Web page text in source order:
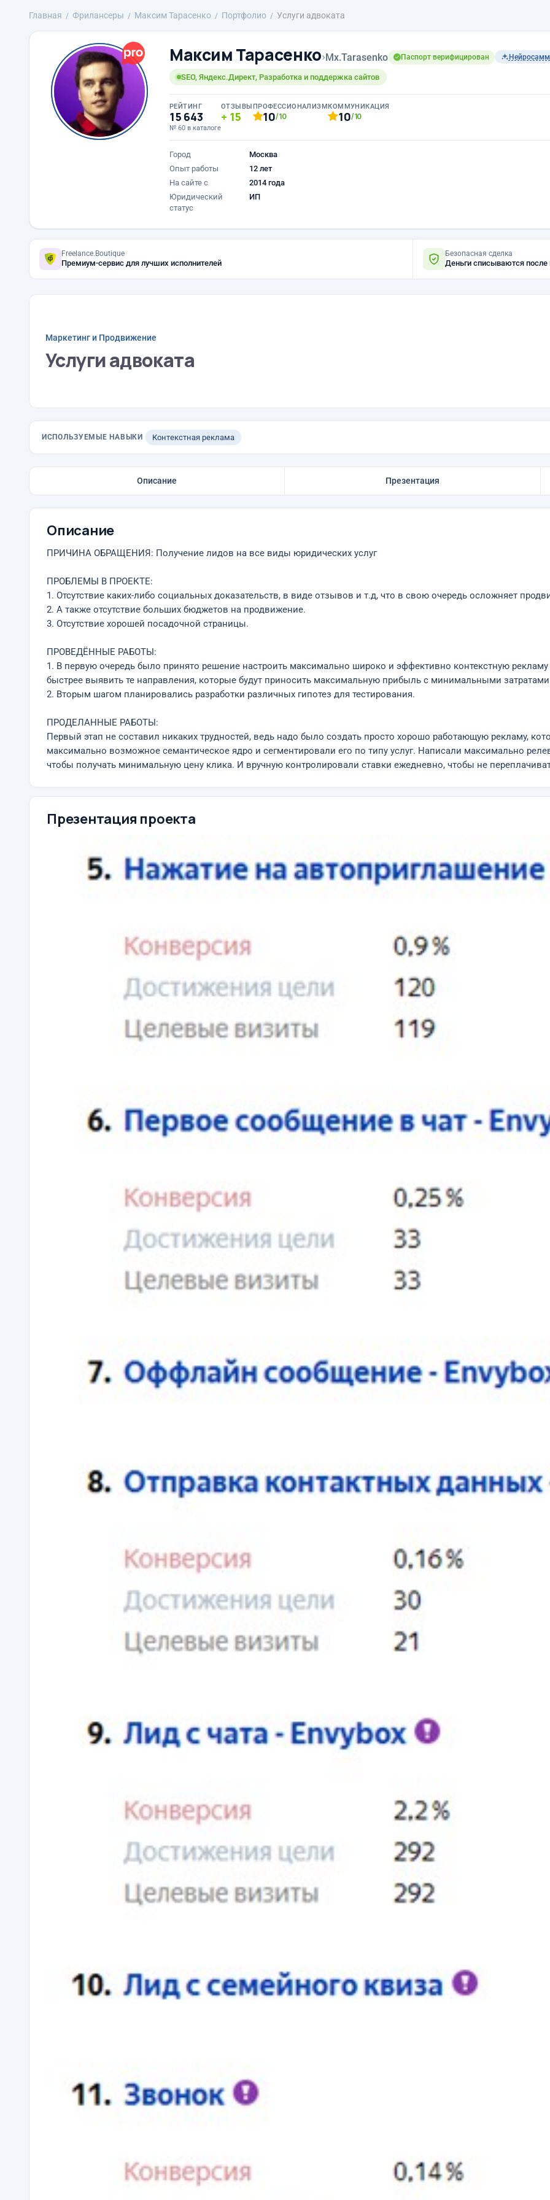
Главная Фрилансеры Максим Тарасенко Портфолио Услуги адвоката
Максим Тарасенко›Mx.Tarasenko Паспорт верифицирован
SEO, Яндекс.Директ, Разработка и поддержка сайтов
РЕЙТИНГ
15 643
№ 60 в каталоге
ОТЗЫВЫ
15
ПРОФЕССИОНАЛИЗМ
10/10
КОММУНИКАЦИЯ
10/10
Город
Москва
Опыт работы
12 лет
На сайте с
2014 года
Юридический
статус
ИП
Freelance.Boutique
Премиум-сервис для лучших исполнителей
Безопасная сделка
Деньги списываются после
Маркетинг и Продвижение
Услуги адвоката
ИСПОЛЬЗУЕМЫЕ НАВЫКИ Контекстная реклама
Описание Презентация
Описание
ПРИЧИНА ОБРАЩЕНИЯ: Получение лидов на все виды юридических услуг
ПРОБЛЕМЫ В ПРОЕКТЕ:
1. Отсутствие каких-либо социальных доказательств, в виде отзывов и т.д, что в свою очередь осложняет
2. А также отсутствие больших бюджетов на продвижение.
3. Отсутствие хорошей посадочной страницы.
ПРОВЕДЁННЫЕ РАБОТЫ:
1. В первую очередь было принято решение настроить максимально широко и эффективно контекстную
быстрее выявить те направления, которые будут приносить максимальную прибыль с минимальными
2. Вторым шагом планировались разработки различных гипотез для тестирования.
ПРОДЕЛАННЫЕ РАБОТЫ:
Первый этап не составил никаких трудностей, ведь надо было создать просто хорошо работающую рекламу,
максимально возможное семантическое ядро и сегментировали его по типу услуг. Написали максимально
чтобы получать минимальную цену клика. И вручную контролировали ставки ежедневно, чтобы не
Презентация проекта